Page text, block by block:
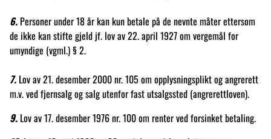
6. Personer under 18 år kan kun betale på de nevnte måter ettersom
de ikke kan stifte gjeld jf. lov av 22. april 1927 om vergemål for
umyndige (vgml.) § 2.
7. Lov av 21. desember 2000 nr. 105 om opplysningsplikt og angrerett
m.v. ved fjernsalg og salg utenfor fast utsalgssted (angrerettloven).
9. Lov av 17. desember 1976 nr. 100 om renter ved forsinket betaling.